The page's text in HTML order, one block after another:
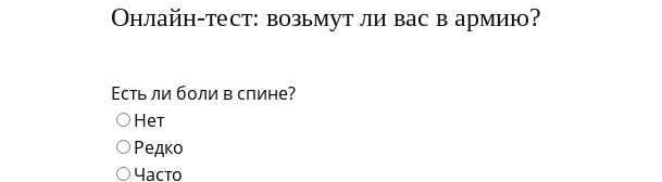
Онлайн-тест: возьмут ли вас в армию?
Есть ли боли в спине?
Нет
Редко
Часто